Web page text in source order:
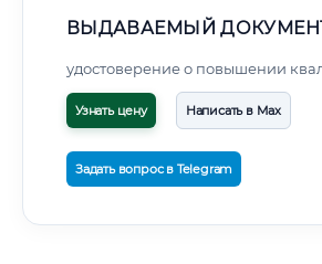
ВЫДАВАЕМЫЙ
удостоверение о повышении
Узнать цену Написать в Max
Задать вопрос в Telegram